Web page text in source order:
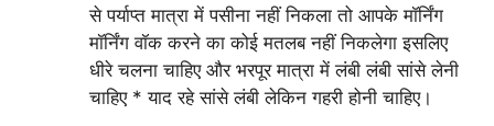
से पर्याप्त मात्रा में पसीना नहीं निकला तो आपके मॉर्निंग
मॉर्निंग वॉक करने का कोई मतलब नहीं निकलेगा इसलिए
धीरे चलना चाहिए और भरपूर मात्रा में लंबी लंबी सांसे लेनी
चाहिए * याद रहे सांसे लंबी लेकिन गहरी होनी चाहिए।